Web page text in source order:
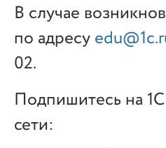
В случае
по адресу
02.
Подпишитесь на
сети: